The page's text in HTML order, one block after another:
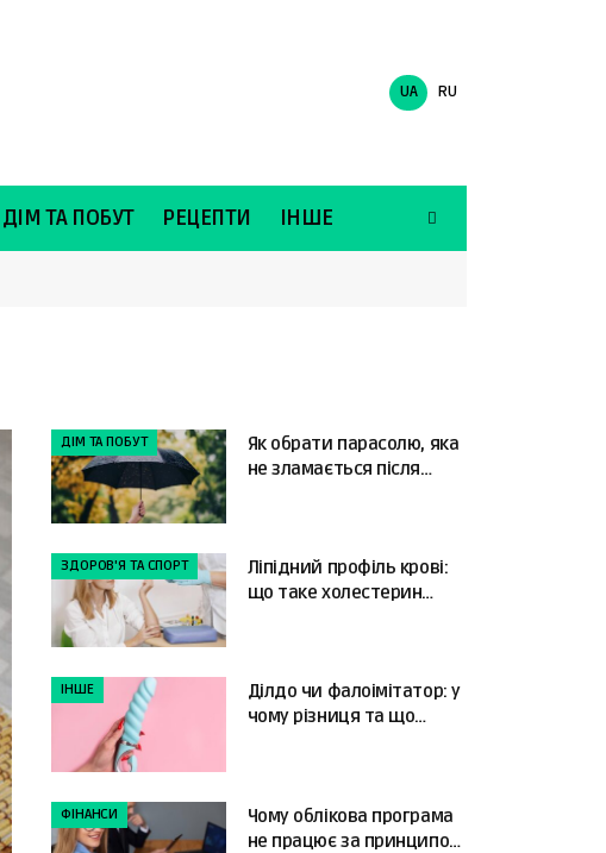
UA RU
ДІМ ТА ПОБУТ РЕЦЕПТИ ІНШЕ
ДІМ ТА ПОБУТ
Як обрати парасолю, яка
не зламається після
ЗДОРОВ'Я ТА СПОРТ
Ліпідний профіль крові:
що таке холестерин
ІНШЕ
Ділдо чи фалоімітатор: у
чому різниця та що
ФІНАНСИ
Чому облікова програма
не працює за принципом